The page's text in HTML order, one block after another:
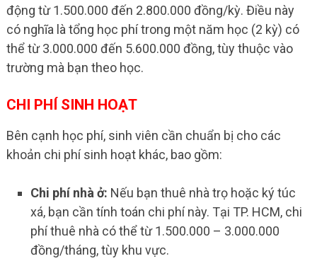
động từ 1.500.000 đến 2.800.000 đồng/kỳ. Điều này
có nghĩa là tổng học phí trong một năm học (2 kỳ) có
thể từ 3.000.000 đến 5.600.000 đồng, tùy thuộc vào
trường mà bạn theo học.
CHI PHÍ SINH HOẠT
Bên cạnh học phí, sinh viên cần chuẩn bị cho các
khoản chi phí sinh hoạt khác, bao gồm:
Chi phí nhà ở: Nếu bạn thuê nhà trọ hoặc ký túc
xá, bạn cần tính toán chi phí này. Tại TP. HCM, chi
phí thuê nhà có thể từ 1.500.000 – 3.000.000
đồng/tháng, tùy khu vực.